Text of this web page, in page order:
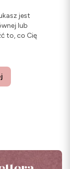
jest
lub
to, co Cię